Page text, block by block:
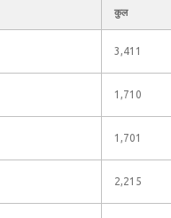
कुल
3,411
1,710
1,701
2,215